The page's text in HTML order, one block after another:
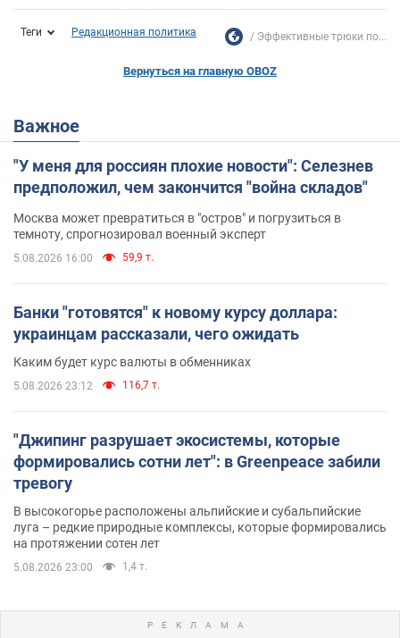
Теги Редакционная политика Эффективные трюки по...
Вернуться на главную OBOZ
Важное
"У меня для россиян плохие новости": Селезнев
предположил, чем закончится "война складов"
Москва может превратиться в "остров" и погрузиться в
темноту, спрогнозировал военный эксперт
5.08.2026 16:00 59,9 т.
Банки "готовятся" к новому курсу доллара:
украинцам рассказали, чего ожидать
Каким будет курс валюты в обменниках
5.08.2026 23:12 116,7 т.
"Джипинг разрушает экосистемы, которые
формировались сотни лет": в Greenpeace забили
тревогу
В высокогорье расположены альпийские и субальпийские
луга – редкие природные комплексы, которые формировались
на протяжении сотен лет
5.08.2026 23:00 1,4 т.